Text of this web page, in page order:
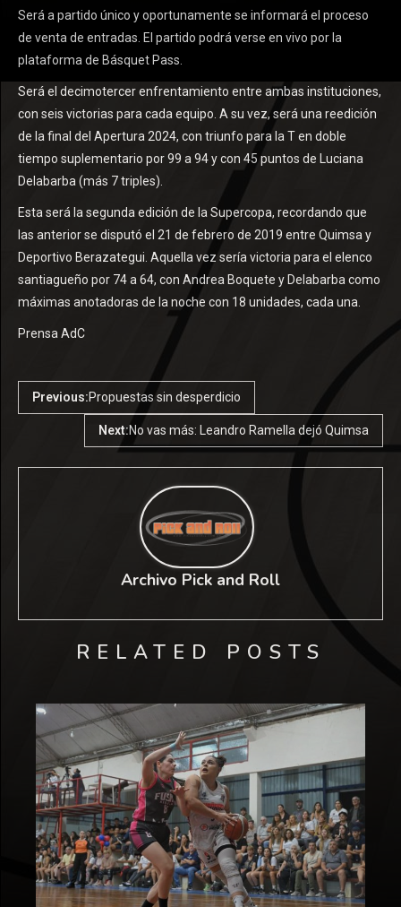
Será a partido único y oportunamente se informará el proceso
de venta de entradas. El partido podrá verse en vivo por la
plataforma de Básquet Pass.
Será el decimotercer enfrentamiento entre ambas instituciones,
con seis victorias para cada equipo. A su vez, será una reedición
de la final del Apertura 2024, con triunfo para la T en doble
tiempo suplementario por 99 a 94 y con 45 puntos de Luciana
Delabarba (más 7 triples).
Esta será la segunda edición de la Supercopa, recordando que
las anterior se disputó el 21 de febrero de 2019 entre Quimsa y
Deportivo Berazategui. Aquella vez sería victoria para el elenco
santiagueño por 74 a 64, con Andrea Boquete y Delabarba como
máximas anotadoras de la noche con 18 unidades, cada una.
Prensa AdC
Previous:Propuestas sin desperdicio
Next:No vas más: Leandro Ramella dejó Quimsa
Archivo Pick and Roll
RELATED POSTS